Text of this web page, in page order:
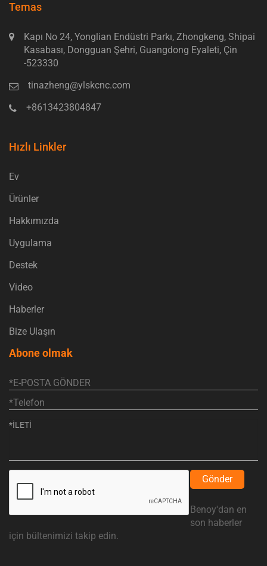
Temas
Kapı No 24, Yonglian Endüstri Parkı, Zhongkeng, Shipai
Kasabası, Dongguan Şehri, Guangdong Eyaleti, Çin
-523330
tinazheng@ylskcnc.com
+8613423804847
Hızlı Linkler
Ev
Ürünler
Hakkımızda
Uygulama
Destek
Video
Haberler
Bize Ulaşın
Abone olmak
Gönder
Benoy'dan en
son haberler
için bültenimizi takip edin.